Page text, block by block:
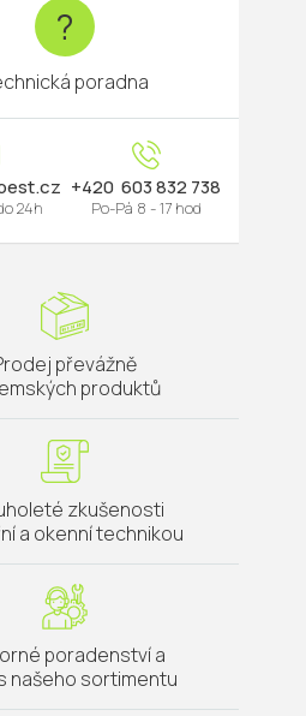
?
poradna
603 832 738
převážně
produktů
zkušenosti
a okenní technikou
poradenství a
našeho sortimentu